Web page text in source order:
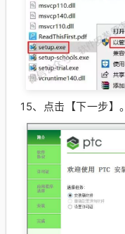
15、 点击【下一步】。